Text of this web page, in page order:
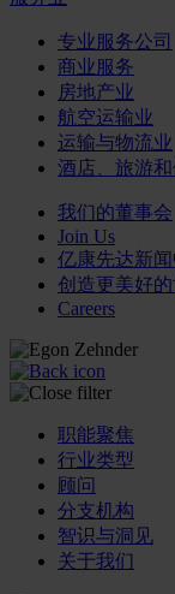
专业服务公司
商业服务
房地产业
航空运输业
运输与物流业
酒店、旅游
我们的董事会
Join Us
亿康先达新
创造更美好
Careers
职能聚焦
行业类型
顾问
分支机构
智识与洞见
关于我们